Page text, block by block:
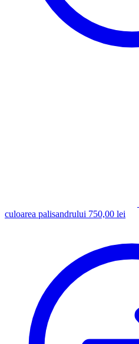
culoarea palisandrului 750,00 lei